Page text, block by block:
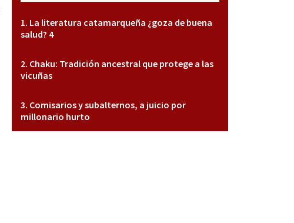
La literatura catamarqueña ¿goza de buena
salud? 4
Chaku: Tradición ancestral que protege a las
vicuñas
Comisarios y subalternos, a juicio por
millonario hurto